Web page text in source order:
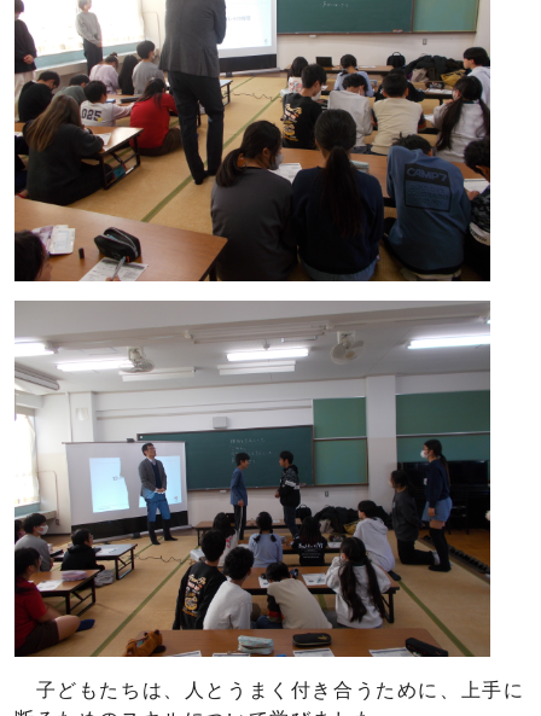
子どもたちは、人とうまく付き合うために、上手に